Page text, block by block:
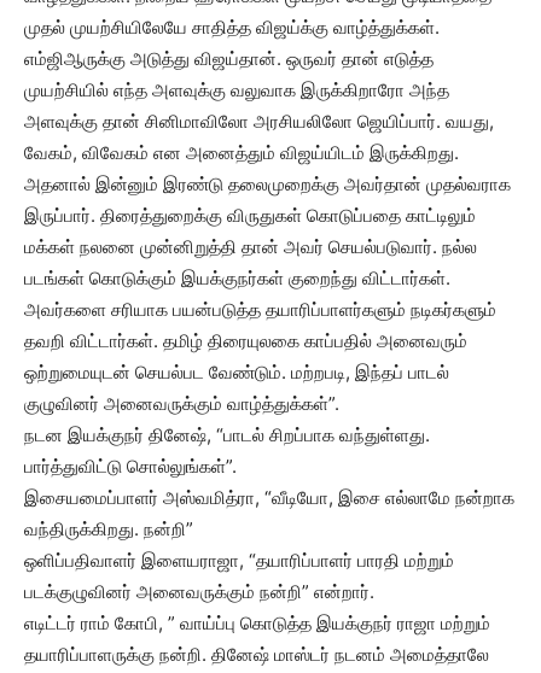
முதல் முயற்சியிலேயே சாதித்த விஜய்க்கு வாழ்த்துக்கள்.
எம்ஜிஆருக்கு அடுத்து விஜய்தான். ஒருவர் தான் எடுத்த
முயற்சியில் எந்த அளவுக்கு வலுவாக இருக்கிறாரோ அந்த
அளவுக்கு தான் சினிமாவிலோ அரசியலிலோ ஜெயிப்பார். வயது,
வேகம், விவேகம் என அனைத்தும் விஜய்யிடம் இருக்கிறது.
அதனால் இன்னும் இரண்டு தலைமுறைக்கு அவர்தான் முதல்வராக
இருப்பார். திரைத்துறைக்கு விருதுகள் கொடுப்பதை காட்டிலும்
மக்கள் நலனை முன்னிறுத்தி தான் அவர் செயல்படுவார். நல்ல
படங்கள் கொடுக்கும் இயக்குநர்கள் குறைந்து விட்டார்கள்.
அவர்களை சரியாக பயன்படுத்த தயாரிப்பாளர்களும் நடிகர்களும்
தவறி விட்டார்கள். தமிழ் திரையுலகை காப்பதில் அனைவரும்
ஒற்றுமையுடன் செயல்பட வேண்டும். மற்றபடி, இந்தப் பாடல்
குழுவினர் அனைவருக்கும் வாழ்த்துக்கள்”.
நடன இயக்குநர் தினேஷ், “பாடல் சிறப்பாக வந்துள்ளது.
பார்த்துவிட்டு சொல்லுங்கள்”.
இசையமைப்பாளர் அஸ்வமித்ரா, “வீடியோ, இசை எல்லாமே நன்றாக
வந்திருக்கிறது. நன்றி”
ஒளிப்பதிவாளர் இளையராஜா, “தயாரிப்பாளர் பாரதி மற்றும்
படக்குழுவினர் அனைவருக்கும் நன்றி” என்றார்.
எடிட்டர் ராம் கோபி, ” வாய்ப்பு கொடுத்த இயக்குநர் ராஜா மற்றும்
தயாரிப்பாளருக்கு நன்றி. தினேஷ் மாஸ்டர் நடனம் அமைத்தாலே